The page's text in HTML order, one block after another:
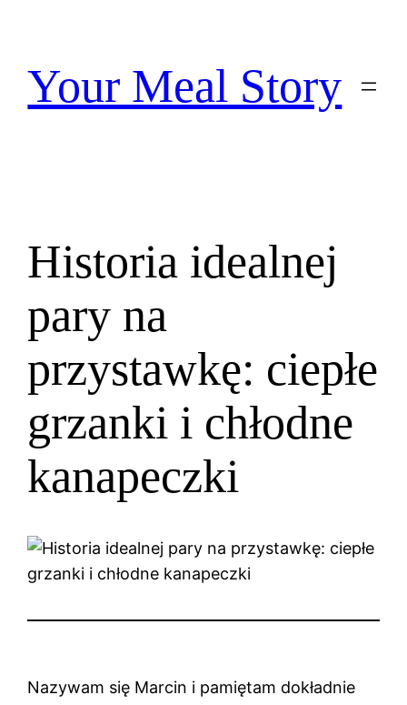
treściYour Meal Story
Historia idealnej
pary na
przystawkę: ciepłe
grzanki i chłodne
kanapeczki
Nazywam się Marcin i pamiętam dokładnie